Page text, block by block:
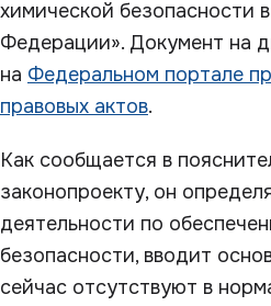
химической безопасности
Федерации». Документ на
на Федеральном портале
правовых актов.
Как сообщается в
законопроекту, он
деятельности по
безопасности, вводит
сейчас отсутствуют в